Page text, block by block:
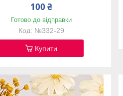
100 ₴
Готово до відправки
№332-29
Купити